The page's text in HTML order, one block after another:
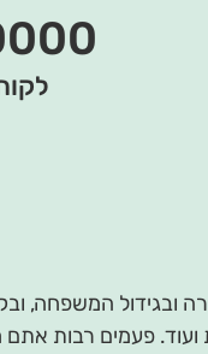
ובגידול המשפחה,
פעמים רבות אתם